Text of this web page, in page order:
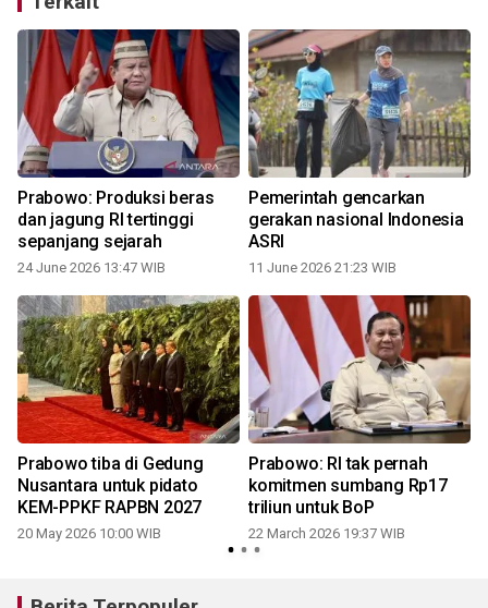
Prabowo: Produksi beras
dan jagung RI tertinggi
sepanjang sejarah
24 June 2026 13:47 WIB
Pemerintah gencarkan
gerakan nasional Indonesia
ASRI
11 June 2026 21:23 WIB
Prabowo tiba di Gedung
Nusantara untuk pidato
KEM-PPKF RAPBN 2027
20 May 2026 10:00 WIB
Prabowo: RI tak pernah
komitmen sumbang Rp17
triliun untuk BoP
22 March 2026 19:37 WIB